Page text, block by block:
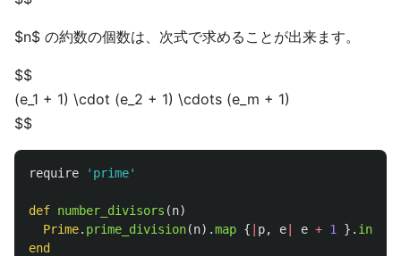
$n$ の約数の個数は、次式で求めることが出来ます。
$$
(e_1 + 1) \cdot (e_2 + 1) \cdots (e_m + 1)
$$
require 'prime'
def number_divisors (n)
Prime. prime_division(n).map { p, e e + 1 }. inject
end